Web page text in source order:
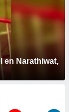
en Narathiwat,